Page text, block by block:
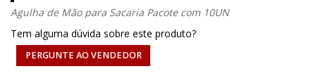
Agulha de Mão para Sacaria Pacote com 10UN
Tem alguma dúvida sobre este produto?
PERGUNTE AO VENDEDOR